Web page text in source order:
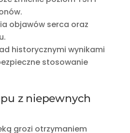
objawów serca oraz
historycznymi wynikami
stosowanie
z niepewnych
grozi otrzymaniem